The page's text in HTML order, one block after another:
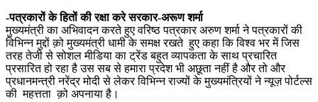
-पत्रकारों के हितों की रक्षा करे सरकार-अरूण शर्मा
मुख्यमंत्री का अभिवादन करते हुए वरिष्ठ पत्रकार अरुण शर्मा ने पत्रकारों की
विभिन्न मुद्दों क़ो मुख्यमंत्री धामी के समक्ष रखते हुए कहा कि विश्व भर में जिस
तरह तेजी से सोशल मीडिया का ट्रेंड बहुत व्यापकता के साथ प्रचारित
प्रसारित हो रहा है उस सब से हमारा प्रदेश भी अछूता नहीं है और तो और
प्रधानमन्त्री नरेंद्र मोदी से लेकर विभिन्न राज्यों के मुख्यमंत्रियों ने न्यूज़ पोर्टल्स
की महत्तता क़ो अपनाया है।